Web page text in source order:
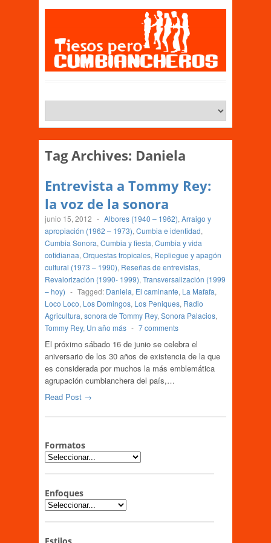
Tag Archives: Daniela
Entrevista a Tommy Rey:
la voz de la sonora
junio 15, 2012 - Albores (1940 – 1962), Arraigo y
apropiación (1962 – 1973), Cumbia e identidad,
Cumbia Sonora, Cumbia y fiesta, Cumbia y vida
cotidianaa, Orquestas tropicales, Repliegue y apagón
cultural (1973 – 1990), Reseñas de entrevistas,
Revalorización (1990- 1999), Transversalización (1999
– hoy) - Tagged: Daniela, El caminante, La Mafafa,
Loco Loco, Los Domingos, Los Peniques, Radio
Agricultura, sonora de Tommy Rey, Sonora Palacios,
Tommy Rey, Un año más - 7 comments
El próximo sábado 16 de junio se celebra el
aniversario de los 30 años de existencia de la que
es considerada por muchos la más emblemática
agrupación cumbianchera del país,…
Read Post →
Formatos
Enfoques